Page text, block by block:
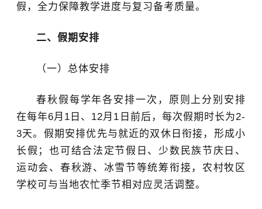
假，全力保障教学进度与复习备考质量。
二、假期安排
（一）总体安排
春秋假每学年各安排一次，原则上分别安排
在每年6月1日、12月1日前后，每次假期时长为2-
3天。假期安排优先与就近的双休日衔接，形成小
长假；也可结合法定节假日、少数民族节庆日、
运动会、春秋游、冰雪节等统筹衔接，农村牧区
学校可与当地农忙季节相对应灵活调整。